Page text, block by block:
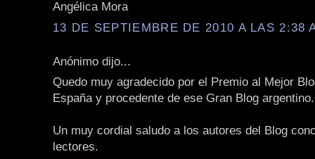
Angélica Mora
13 DE SEPTIEMBRE DE 2010 A LAS 2:38
Anónimo dijo...
Quedo muy agradecido por el Premio al Mejor
España y procedente de ese Gran Blog argentino.
Un muy cordial saludo a los autores del Blog
lectores.